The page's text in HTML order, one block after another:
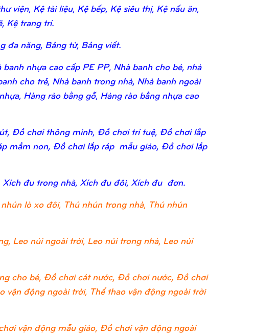
viện, Kệ tài liệu, Kệ bếp, Kệ siêu thị, Kệ nấu ăn,
Kệ trang trí.
đa năng, Bảng từ, Bảng viết.
nhựa cao cấp PE PP, Nhà banh cho bé, nhà
cho trẻ, Nhà banh trong nhà, Nhà banh ngoài
Hàng rào bằng gỗ, Hàng rào bằng nhựa cao
Đồ chơi thông minh, Đồ chơi trí tuệ, Đồ chơi lắp
mầm non, Đồ chơi lắp ráp mẫu giáo, Đồ chơi lắp
đu trong nhà, Xích đu đôi, Xích đu đơn.
lò xo đôi, Thú nhún trong nhà, Thú nhún
Leo núi ngoài trời, Leo núi trong nhà, Leo núi
cho bé, Đồ chơi cát nước, Đồ chơi nước, Đồ chơi
vận động ngoài trời, Thể thao vận động ngoài trời
vận động mẫu giáo, Đồ chơi vận động ngoài